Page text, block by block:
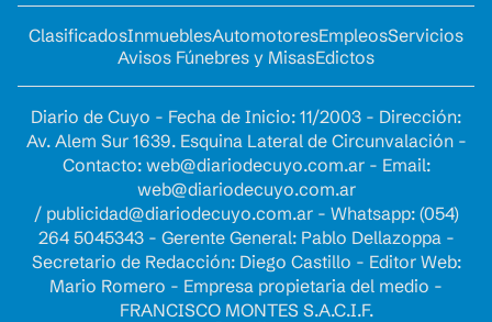
ClasificadosInmueblesAutomotoresEmpleosServicios
Avisos Fúnebres y MisasEdictos
Diario de Cuyo - Fecha de Inicio: 11/2003 - Dirección:
Av. Alem Sur 1639. Esquina Lateral de Circunvalación -
Contacto: web@diariodecuyo.com.ar- Email:
web@diariodecuyo.com.ar
/ publicidad@diariodecuyo.com.ar- Whatsapp: (054)
264 5045343 - Gerente General: Pablo Dellazoppa -
Secretario de Redacción: Diego Castillo - Editor Web:
Mario Romero - Empresa propietaria del medio -
FRANCISCO MONTES S.A.C.I.F.